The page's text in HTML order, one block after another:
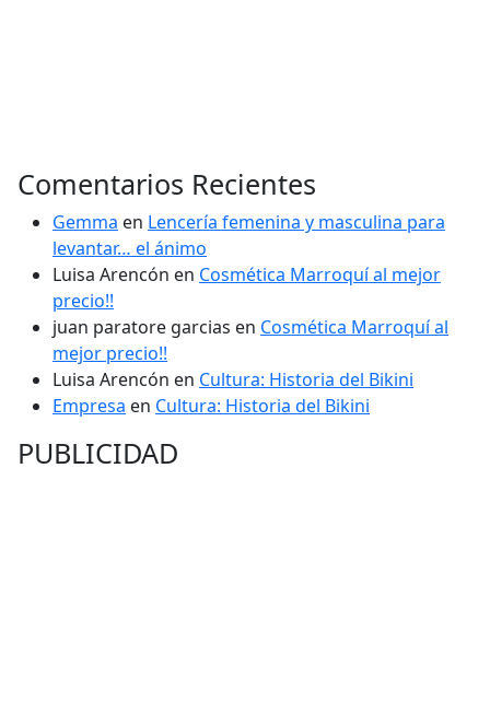
Comentarios Recientes
Gemma en Lencería femenina y masculina para
levantar… el ánimo
Luisa Arencón en Cosmética Marroquí al mejor
precio!!
juan paratore garcias en Cosmética Marroquí al
mejor precio!!
Luisa Arencón en Cultura: Historia del Bikini
Empresa en Cultura: Historia del Bikini
PUBLICIDAD